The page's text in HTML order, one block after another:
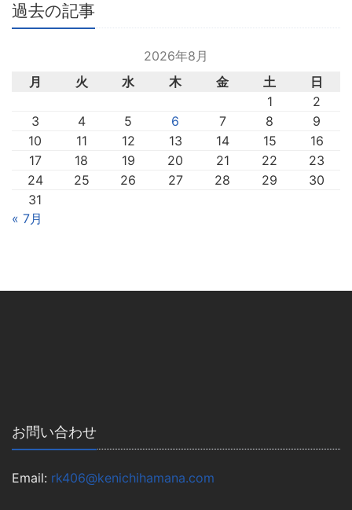
過去の記事
2026年8月
月
火 水 木 金 土
日
1
2
3
4 5 6 7 8
9
10
11 12 13 14 15
16
17
18 19 20 21 22
23
24
25 26 27 28 29
30
31
« 7月
お問い合わせ
Email: rk406@kenichihamana.com